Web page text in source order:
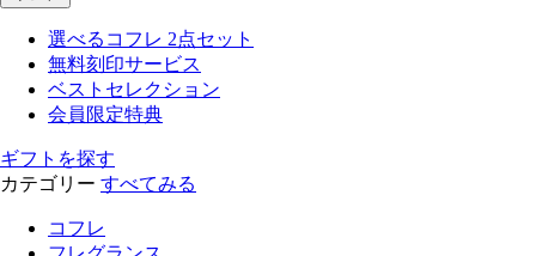
選べるコフレ 2点セット
無料刻印サービス
ベストセレクション
会員限定特典
ギフトを探す
カテゴリー すべてみる
コフレ